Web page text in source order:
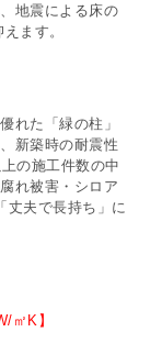
地震によ る床の
ます。
れた「緑の柱」
新築時の耐震性
の施工件数の中
れ被害・シロア
丈夫で長持ち」に
㎡ K 】